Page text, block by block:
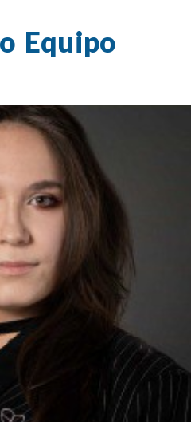
Equipo